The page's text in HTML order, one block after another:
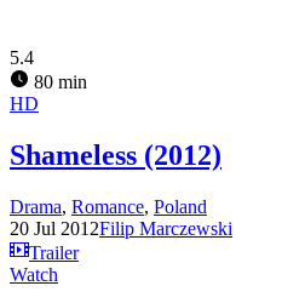
5.4
80 min
HD
Shameless (2012)
Drama, Romance, Poland
20 Jul 2012Filip Marczewski
Trailer
Watch